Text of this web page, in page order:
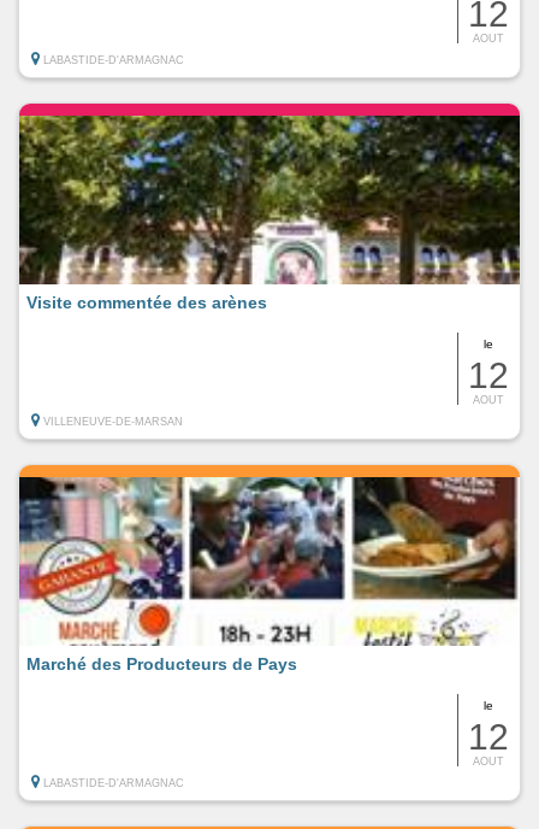
12
AOUT
LABASTIDE-D'ARMAGNAC
le
12
AOUT
Visite commentée des arènes
VILLENEUVE-DE-MARSAN
le
12
AOUT
Marché des Producteurs de Pays
LABASTIDE-D'ARMAGNAC